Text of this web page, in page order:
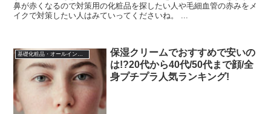
鼻が赤くなるので対策用の化粧品を探したい人や毛細血管の赤みをメ
イクで対策したい人はみていってくださいね。 ...
基礎化粧品・オールインワン化粧品
保湿クリームでおすすめで安いの
は!?20代から40代/50代まで顔/全
身プチプラ人気ランキング!